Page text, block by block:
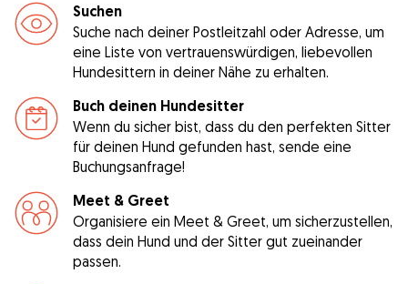
Suchen
Suche nach deiner Postleitzahl oder Adresse, um
eine Liste von vertrauenswürdigen, liebevollen
Hundesittern in deiner Nähe zu erhalten.
Buch deinen Hundesitter
Wenn du sicher bist, dass du den perfekten Sitter
für deinen Hund gefunden hast, sende eine
Buchungsanfrage!
Meet & Greet
Organisiere ein Meet & Greet, um sicherzustellen,
dass dein Hund und der Sitter gut zueinander
passen.